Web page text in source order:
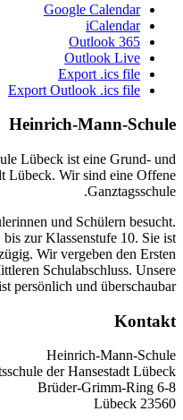
Google Calendar
iCalendar
Outlook 365
Outlook Live
Export .ics file
Export Outlook .ics file
Heinrich-Mann-Schule
Lübeck ist eine Grund- und
Lübeck. Wir sind eine Offene
Ganztagsschule.
und Schülern besucht.
zur Klassenstufe 10. Sie ist
Wir vergeben den Ersten
Schulabschluss. Unsere
persönlich und überschaubar.
Kontakt
Heinrich-Mann-Schule
der Hansestadt Lübeck
Brüder-Grimm-Ring 6-8
23560 Lübeck